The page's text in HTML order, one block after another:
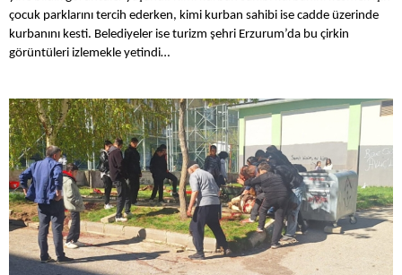
çocuk parklarını tercih ederken, kimi kurban sahibi ise cadde üzerinde
kurbanını kesti. Belediyeler ise turizm şehri Erzurum’da bu çirkin
görüntüleri izlemekle yetindi…